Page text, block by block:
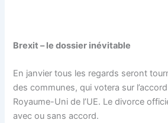
Brexit – le dossier inévitable
En janvier tous les regards seront
des communes, qui votera sur
Royaume-Uni de l’UE. Le divorce
avec ou sans accord.